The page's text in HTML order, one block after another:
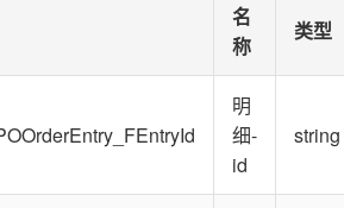
名
称
类型
明
细-
id
string